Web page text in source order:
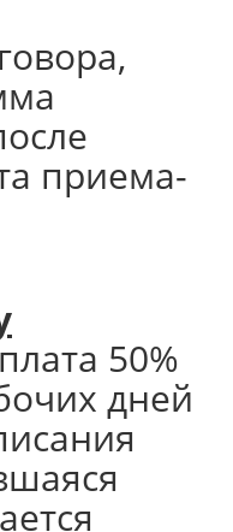
приема-
50%
дней